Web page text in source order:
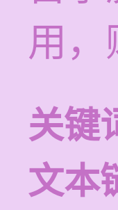
用，
关键
文本